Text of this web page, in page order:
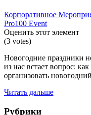
Корпоративное
Pro100 Event
Оценить этот элемент
(3 votes)
Новогодние праздники
из нас встает вопрос:
организовать
Читать дальше
Рубрики